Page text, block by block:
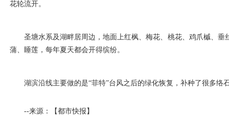
花轮流开。
圣塘水系及湖畔居周边，地面上红枫、梅花、桃花、鸡爪槭、垂
蒲、睡莲，每年夏天都会开得缤纷。
湖滨沿线主要做的是“菲特”台风之后的绿化恢复，补种了很多
--来源：【都市快报】